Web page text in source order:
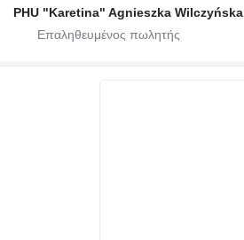
PHU "Karetina" Agnieszka Wilczyńska